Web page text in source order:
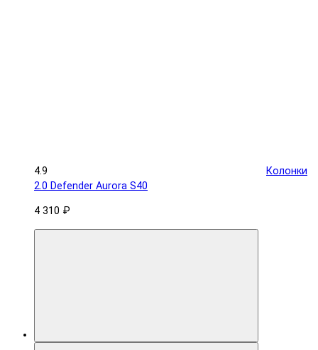
4.9
Колонки
2.0 Defender Aurora S40
4 310 ₽